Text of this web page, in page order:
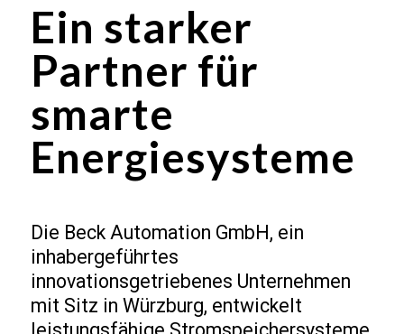
Ein starker
Partner für
smarte
Energiesysteme
Die Beck Automation GmbH, ein
inhabergeführtes
innovationsgetriebenes Unternehmen
mit Sitz in Würzburg, entwickelt